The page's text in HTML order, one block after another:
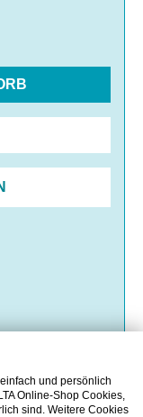
und persönlich
Online-Shop Cookies,
sind. Weitere Cookies